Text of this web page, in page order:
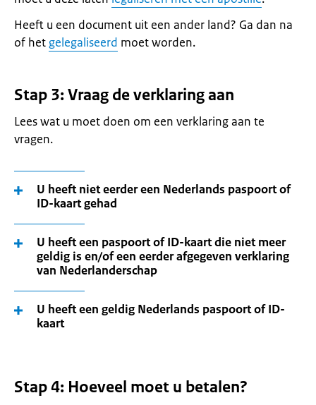
Heeft u een document uit een ander land? Ga dan na
of het gelegaliseerd moet worden.
Stap 3: Vraag de verklaring aan
Lees wat u moet doen om een verklaring aan te
vragen.
U heeft niet eerder een Nederlands paspoort of
ID-kaart gehad
U heeft een paspoort of ID-kaart die niet meer
geldig is en/of een eerder afgegeven verklaring
van Nederlanderschap
U heeft een geldig Nederlands paspoort of ID-
kaart
Stap 4: Hoeveel moet u betalen?